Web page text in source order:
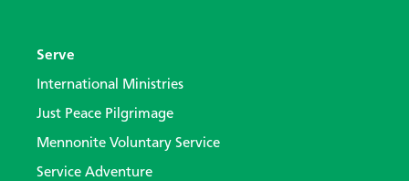
Serve
International Ministries
Just Peace Pilgrimage
Mennonite Voluntary Service
Service Adventure